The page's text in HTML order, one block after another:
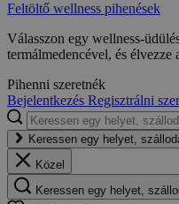
Feltöltő wellness pihenések
Válasszon egy wellness-
termálmedencével, és élvezze
Pihenni szeretnék
Bejelentkezés Regisztrálni
Keressen egy helyet,
Közel
Keressen egy helyet,